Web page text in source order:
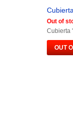
Out of
Cubierta
OUT